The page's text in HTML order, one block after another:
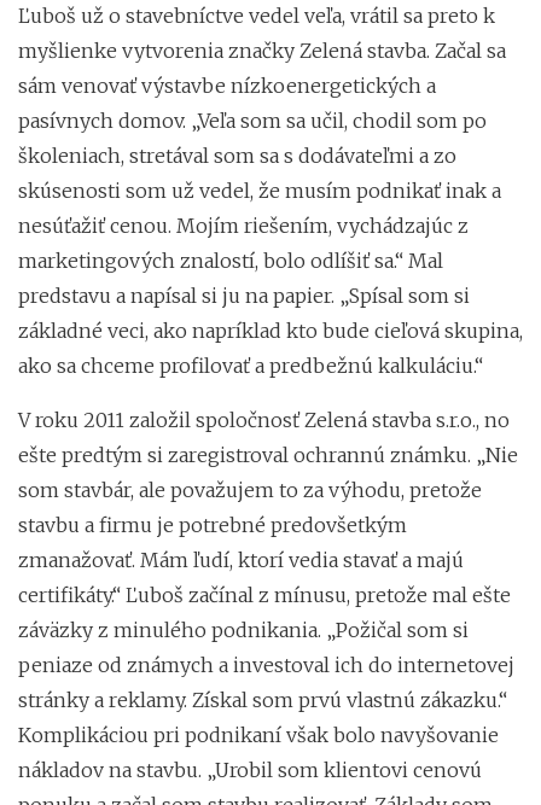
Ľuboš už o stavebníctve vedel veľa, vrátil sa preto k
myšlienke vytvorenia značky Zelená stavba. Začal sa
sám venovať výstavbe nízkoenergetických a
pasívnych domov. „Veľa som sa učil, chodil som po
školeniach, stretával som sa s dodávateľmi a zo
skúsenosti som už vedel, že musím podnikať inak a
nesúťažiť cenou. Mojím riešením, vychádzajúc z
marketingových znalostí, bolo odlíšiť sa.“ Mal
predstavu a napísal si ju na papier. „Spísal som si
základné veci, ako napríklad kto bude cieľová skupina,
ako sa chceme profilovať a predbežnú kalkuláciu.“
V roku 2011 založil spoločnosť Zelená stavba s.r.o., no
ešte predtým si zaregistroval ochrannú známku. „Nie
som stavbár, ale považujem to za výhodu, pretože
stavbu a firmu je potrebné predovšetkým
zmanažovať. Mám ľudí, ktorí vedia stavať a majú
certifikáty.“ Ľuboš začínal z mínusu, pretože mal ešte
záväzky z minulého podnikania. „Požičal som si
peniaze od známych a investoval ich do internetovej
stránky a reklamy. Získal som prvú vlastnú zákazku.“
Komplikáciou pri podnikaní však bolo navyšovanie
nákladov na stavbu. „Urobil som klientovi cenovú